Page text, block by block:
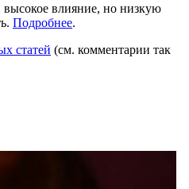
высокое влияние, но низкую
Подробнее.
статей (см. комментарии так